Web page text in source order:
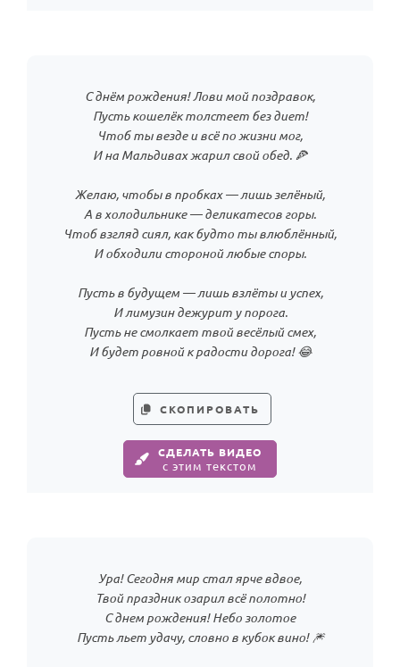
С днём рождения! Лови мой поздравок,
Пусть кошелёк толстеет без диет!
Чтоб ты везде и всё по жизни мог,
И на Мальдивах жарил свой обед. 🍕
Желаю, чтобы в пробках — лишь зелёный,
А в холодильнике — деликатесов горы.
Чтоб взгляд сиял, как будто ты влюблённый,
И обходили стороной любые споры.
Пусть в будущем — лишь взлёты и успех,
И лимузин дежурит у порога.
Пусть не смолкает твой весёлый смех,
И будет ровной к радости дорога! 😂
СКОПИРОВАТЬ
СДЕЛАТЬ ВИДЕО
с этим текстом
Ура! Сегодня мир стал ярче вдвое,
Твой праздник озарил всё полотно!
С днем рождения! Небо золотое
Пусть льет удачу, словно в кубок вино! 🎆